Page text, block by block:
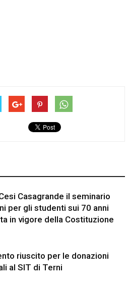
Casagrande il seminario
per gli studenti sui 70 anni
in vigore della Costituzione
riuscito per le donazioni
al SIT di Terni